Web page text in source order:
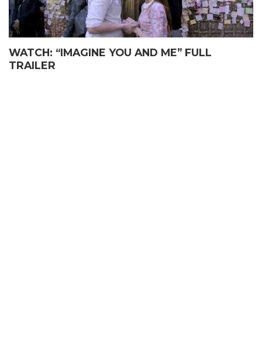
WATCH: “IMAGINE YOU AND ME” FULL
TRAILER